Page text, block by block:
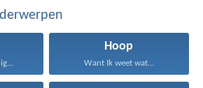
Hoop
Want Ik weet wat...